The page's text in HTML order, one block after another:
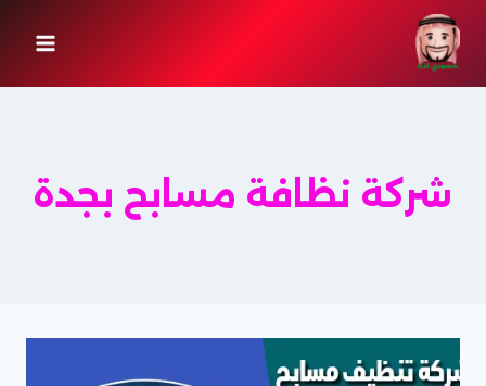
التجاوز
إلى
المحتوى
شركة نظافة مسابح بجدة